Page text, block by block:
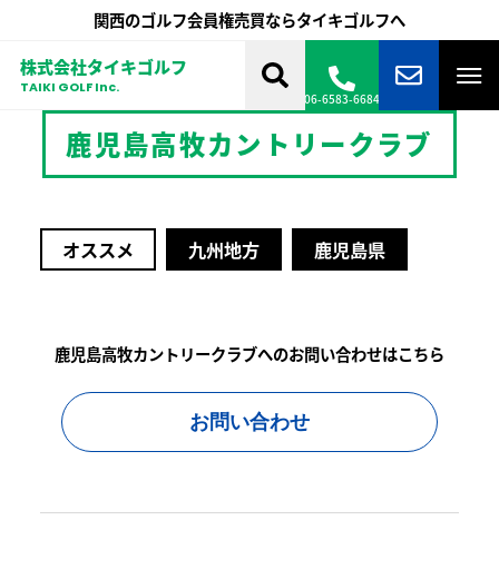
関西のゴルフ会員権売買ならタイキゴルフへ
株式会社タイキゴルフ
TAIKI GOLF Inc.
06-6583-6684
鹿児島高牧カントリークラブ
オススメ 九州地方 鹿児島県
鹿児島高牧カントリークラブへのお問い合わせはこちら
お問い合わせ